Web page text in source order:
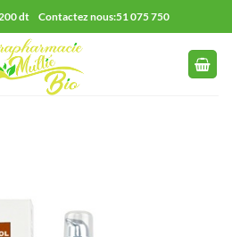
dt Contactez nous:51 075 750